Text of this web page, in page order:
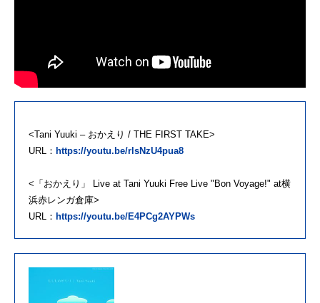
<Tani Yuuki – おかえり / THE FIRST TAKE>
URL： https://youtu.be/rlsNzU4pua8
<「おかえり」 Live at Tani Yuuki Free Live "Bon Voyage!" at横
浜赤レンガ倉庫>
URL： https://youtu.be/E4PCg2AYPWs